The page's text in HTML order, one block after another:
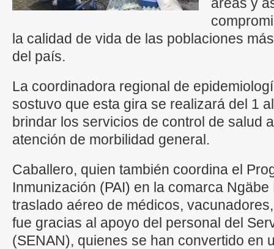
la calidad de vida de las poblaciones
del país.
La coordinadora regional de
sostuvo que esta gira se realizará del 1
brindar los servicios de control de salud
atención de morbilidad general.
Caballero, quien también coordina el
Inmunización (PAI) en la comarca
traslado aéreo de médicos,
fue gracias al apoyo del personal del
(SENAN), quienes se han convertido en